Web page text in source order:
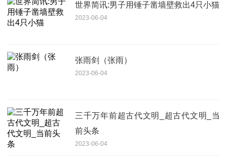
世界简讯:男子用锤子凿墙壁救出4只小猫
2023-06-04
张雨剑（张雨）
2023-06-04
三千万年前超古代文明_超古代文明_当
前头条
2023-06-04